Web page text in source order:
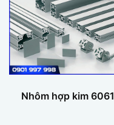
Nhôm hợp kim 6061